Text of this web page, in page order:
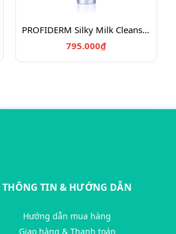
PROFIDERM Silky Milk Cleansing & Hydrating/Sữa rửa mặt kết hợp tẩy trang
795.000₫
THÔNG TIN & HƯỚNG DẪN
Hướng dẫn mua hàng
Giao hàng & Thanh toán